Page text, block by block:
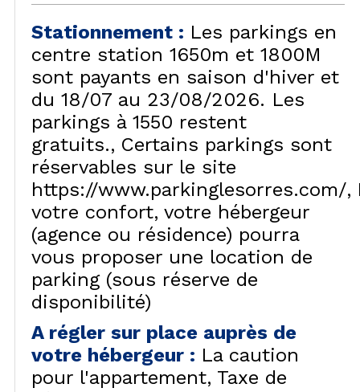
Stationnement : Les parkings en
centre station 1650m et 1800M
sont payants en saison d'hiver et
du 18/07 au 23/08/2026. Les
parkings à 1550 restent
gratuits.
Certains parkings sont
réservables sur le site
https://www.parkinglesorres.com/
votre confort, votre hébergeur
(agence ou résidence) pourra
vous proposer une location de
parking (sous réserve de
disponibilité)
A régler sur place auprès de
votre hébergeur : La caution
pour l'appartement Taxe de